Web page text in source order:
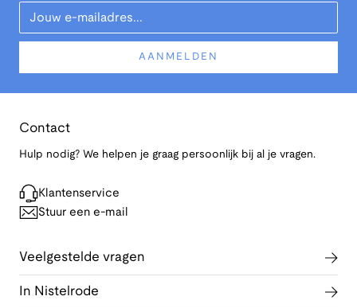
Your Email
AANMELDEN
Contact
Hulp nodig? We helpen je graag persoonlijk bij al je vragen.
Klantenservice
Stuur een e-mail
Veelgestelde vragen
In Nistelrode